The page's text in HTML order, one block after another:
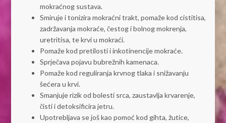
mokraćnog sustava.
Smiruje i tonizira mokraćni trakt, pomaže kod cistitisa,
zadržavanja mokraće, čestog i bolnog mokrenja,
uretritisa, te krvi u mokraći.
Pomaže kod pretilosti i inkotinencije mokraće.
Sprječava pojavu bubrežnih kamenaca.
Pomaže kod reguliranja krvnog tlaka i snižavanju
šećera u krvi.
Smanjuje rizik od bolesti srca, zaustavlja krvarenje,
čisti i detoksificira jetru.
Upotrebljava se još kao pomoć kod gihta, žutice,